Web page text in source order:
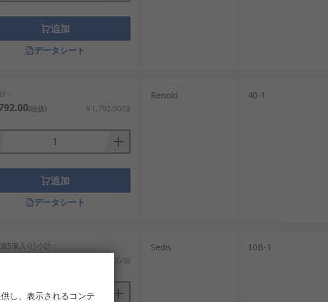
追加
データシート
：
(税抜) ￥1,792.00/個
追加
データシート
Renold 40-1
5個入り) 小計：
￥14,741.00/袋
Sedis 10B-1
し、表示されるコンテ